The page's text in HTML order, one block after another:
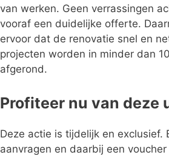
van werken. Geen verrassingen
vooraf een duidelijke offerte.
ervoor dat de renovatie snel en
projecten worden in minder dan
afgerond.
Profiteer nu van deze
Deze actie is tijdelijk en exclusief.
aanvragen en daarbij een